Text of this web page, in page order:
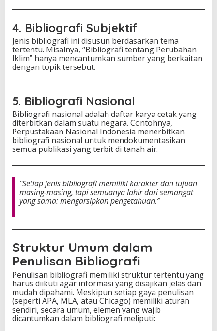
4. Bibliografi Subjektif
Jenis bibliografi ini disusun berdasarkan tema
tertentu. Misalnya, “Bibliografi tentang Perubahan
Iklim” hanya mencantumkan sumber yang berkaitan
dengan topik tersebut.
5. Bibliografi Nasional
Bibliografi nasional adalah daftar karya cetak yang
diterbitkan dalam suatu negara. Contohnya,
Perpustakaan Nasional Indonesia menerbitkan
bibliografi nasional untuk mendokumentasikan
semua publikasi yang terbit di tanah air.
“Setiap jenis bibliografi memiliki karakter dan tujuan
masing-masing, tapi semuanya lahir dari semangat
yang sama: mengarsipkan pengetahuan.”
Struktur Umum dalam
Penulisan Bibliografi
Penulisan bibliografi memiliki struktur tertentu yang
harus diikuti agar informasi yang disajikan jelas dan
mudah dipahami. Meskipun setiap gaya penulisan
(seperti APA, MLA, atau Chicago) memiliki aturan
sendiri, secara umum, elemen yang wajib
dicantumkan dalam bibliografi meliputi: